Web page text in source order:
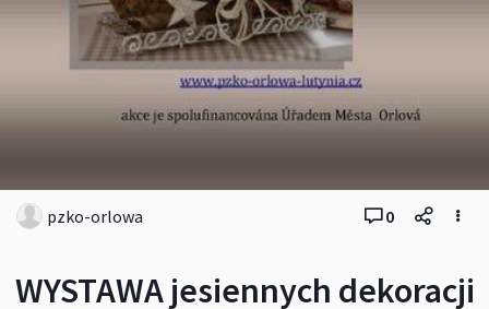
WYSTAWA jesiennych dekoracji
pzko-orlowa 0